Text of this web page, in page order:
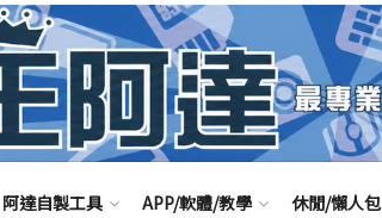
阿達自製工具 APP/軟體/教學 休閒/懶人包